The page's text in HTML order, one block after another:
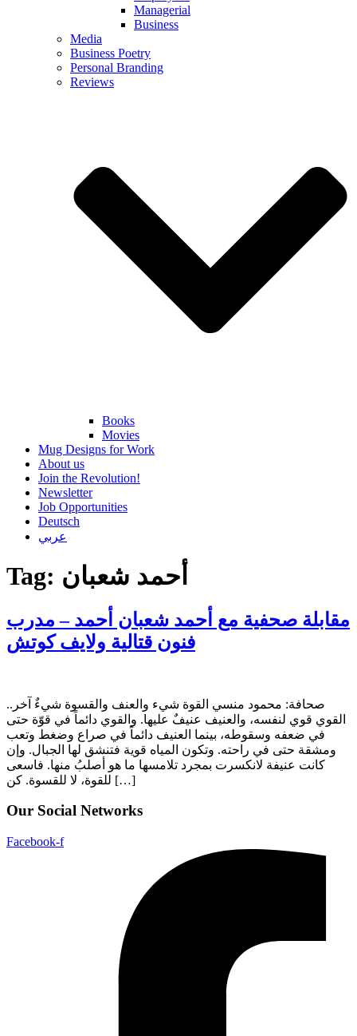
Managerial
Business
Media
Business Poetry
Personal Branding
Reviews
Books
Movies
Mug Designs for Work
About us
Join the Revolution!
Newsletter
Job Opportunities
Deutsch
عربي
Tag: أحمد شعبان
مقابلة صحفية مع أحمد شعبان أحمد – مدرب
فنون قتالية ولايف كوتش
صحافة: محمود منسي القوة شيء والعنف والقسوة شيءٌ آخر..
القوي قوي لنفسه، والعنيف عنيفٌ عليها. والقوي دائماً في قوّة حتى
في ضعفه وسقوطه، بينما العنيف دائماً في صراع وضغط وتعب
ومشقة حتى في راحته. وتكون المياه قوية فتنشق لها الجبال. وإن
كانت عنيفة لانكسرت بمجرد تلامسها ما هو أصلبُ منها. فاسعى
للقوة، لا للقسوة. كن […]
Our Social Networks
Facebook-f